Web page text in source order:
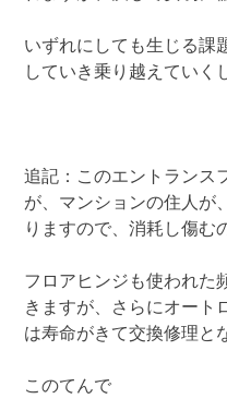
いずれにしても生じる課
していき乗り越えていく
追記：このエントランス
が、マンションの住人が
りますので、消耗し傷む
フロアヒンジも使われた
きますが、さらにオート
は寿命がきて交換修理と
このてんで